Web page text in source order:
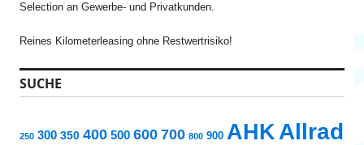
Selection an Gewerbe- und Privatkunden.
Reines Kilometerleasing ohne Restwertrisiko!
SUCHE
250 300 350 400 500 600 700 800 900 AHKAllrad